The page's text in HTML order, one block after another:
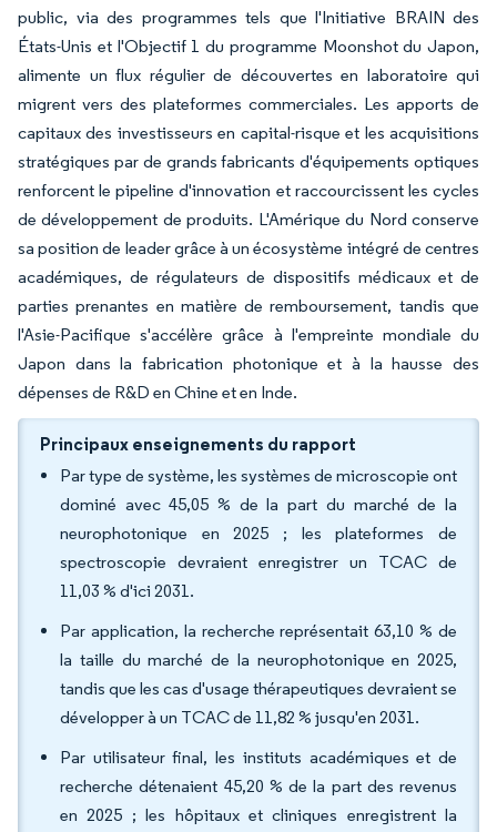
public, via des programmes tels que l'Initiative BRAIN des
États-Unis et l'Objectif 1 du programme Moonshot du Japon,
alimente un flux régulier de découvertes en laboratoire qui
migrent vers des plateformes commerciales. Les apports de
capitaux des investisseurs en capital-risque et les acquisitions
stratégiques par de grands fabricants d'équipements optiques
renforcent le pipeline d'innovation et raccourcissent les cycles
de développement de produits. L'Amérique du Nord conserve
sa position de leader grâce à un écosystème intégré de centres
académiques, de régulateurs de dispositifs médicaux et de
parties prenantes en matière de remboursement, tandis que
l'Asie-Pacifique s'accélère grâce à l'empreinte mondiale du
Japon dans la fabrication photonique et à la hausse des
dépenses de R&D en Chine et en Inde.
Principaux enseignements du rapport
Par type de système, les systèmes de microscopie ont
dominé avec 45,05 % de la part du marché de la
neurophotonique en 2025 ; les plateformes de
spectroscopie devraient enregistrer un TCAC de
11,03 % d'ici 2031.
Par application, la recherche représentait 63,10 % de
la taille du marché de la neurophotonique en 2025,
tandis que les cas d'usage thérapeutiques devraient se
développer à un TCAC de 11,82 % jusqu'en 2031.
Par utilisateur final, les instituts académiques et de
recherche détenaient 45,20 % de la part des revenus
en 2025 ; les hôpitaux et cliniques enregistrent la